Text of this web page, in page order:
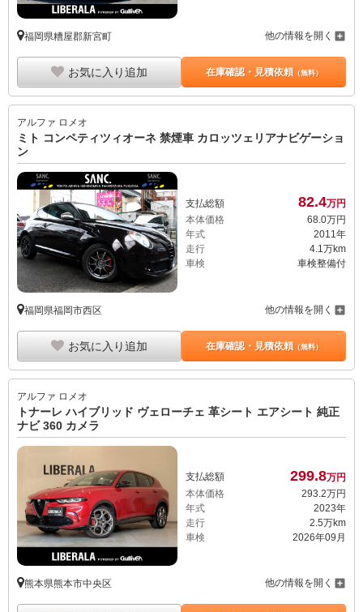
福岡県糟屋郡新宮町 他の情報を開く
お気に入り追加 在庫確認・見積依頼（無料）
アルファ ロメオ
ミト コンペティツィオーネ 禁煙車 カロッツェリアナビゲーショ
ン
支払総額 82.4万円
本体価格
68.0万円
年式
2011年
走行
4.1万km
車検
車検整備付
福岡県福岡市西区 他の情報を開く
お気に入り追加 在庫確認・見積依頼（無料）
アルファ ロメオ
トナーレ ハイブリッド ヴェローチェ 革シート エアシート 純正
ナビ 360 カメラ
支払総額 299.8万円
本体価格
293. 2万円
年式
2023年
走行
2.5万km
車検
2026年09月
熊本県熊本市中央区 他の情報を開く